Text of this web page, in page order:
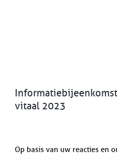
vitaal 2023
Op basis van uw reacties en